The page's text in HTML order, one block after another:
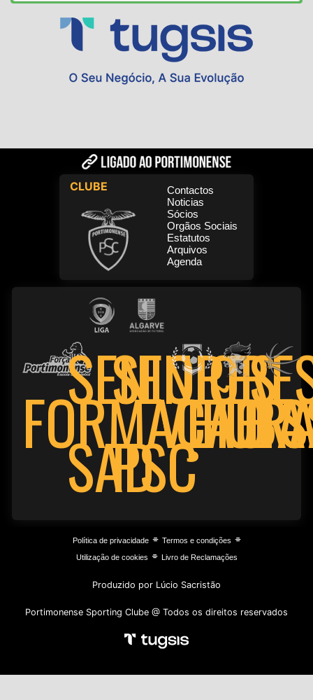
CLUBE
Contactos
Noticias
Sócios
Orgãos Sociais
Estatutos
Arquivos
Agenda
FORMAÇÃO
SENIORES
SADPSC
Política de privacidade⌯ Termos e condições ⌯
Utilização de cookies ⌯ Livro de Reclamações
Produzido por Lúcio Sacristão
Portimonense Sporting Clube @ Todos os direitos reservados